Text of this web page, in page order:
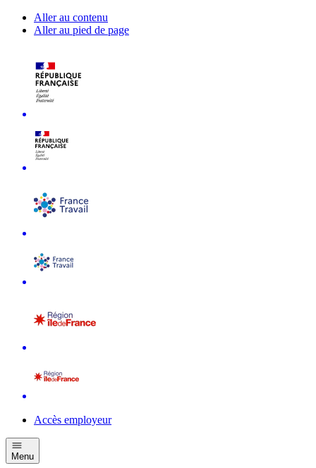
Aller au contenu
Aller au pied de page
Accès employeur
Menu